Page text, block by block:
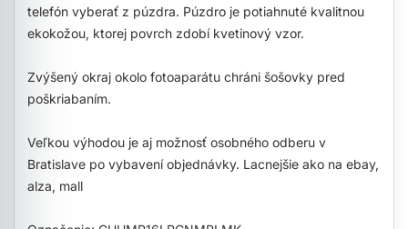
telefón vyberať z púzdra. Púzdro je potiahnuté kvalitnou
ekokožou, ktorej povrch zdobí kvetinový vzor.
Zvýšený okraj okolo fotoaparátu chráni šošovky pred
poškriabaním.
Veľkou výhodou je aj možnosť osobného odberu v
Bratislave po vybavení objednávky. Lacnejšie ako na ebay,
alza, mall